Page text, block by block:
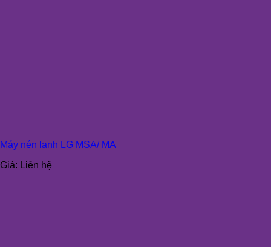
Máy nén lạnh LG MSA/ MA
Giá: Liên hệ